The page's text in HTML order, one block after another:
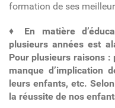
formation de ses
♦ En matière
plusieurs années est
Pour plusieurs raisons :
manque d’implication
leurs enfants, etc.
la réussite de nos